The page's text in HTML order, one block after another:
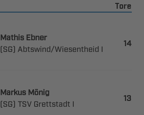
Tore
 
 ​ 

 
   
